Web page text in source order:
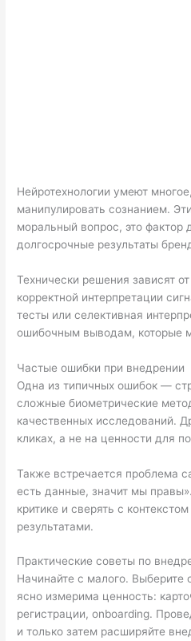
Нейротехнологии умеют
манипулировать сознанием.
моральный вопрос, это фактор
долгосрочные результаты
Технически решения зависят
корректной интерпретации
тесты или селективная
ошибочным выводам, которые
Частые ошибки при внедрении
Одна из типичных ошибок —
сложные биометрические
качественных исследований.
кликах, а не на ценности для
Также встречается проблема
есть данные, значит мы
критике и сверять с
результатами.
Практические советы по
Начинайте с малого. Выберите
ясно измерима ценность:
регистрации, onboarding.
и только затем расширяйте